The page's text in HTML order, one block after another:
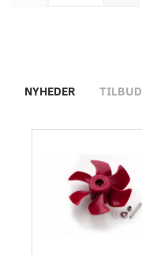
NYHEDER TILBUD